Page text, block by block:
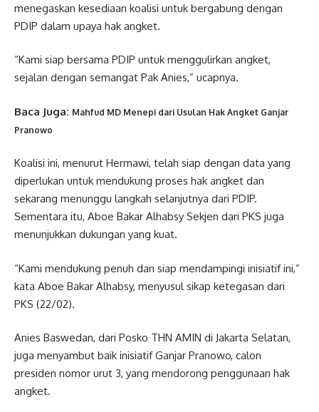
menegaskan kesediaan koalisi untuk bergabung dengan
PDIP dalam upaya hak angket.
“Kami siap bersama PDIP untuk menggulirkan angket,
sejalan dengan semangat Pak Anies,” ucapnya.
Baca Juga: Mahfud MD Menepi dari Usulan Hak Angket Ganjar
Pranowo
Koalisi ini, menurut Hermawi, telah siap dengan data yang
diperlukan untuk mendukung proses hak angket dan
sekarang menunggu langkah selanjutnya dari PDIP.
Sementara itu, Aboe Bakar Alhabsy Sekjen dari PKS juga
menunjukkan dukungan yang kuat.
“Kami mendukung penuh dan siap mendampingi inisiatif ini,”
kata Aboe Bakar Alhabsy, menyusul sikap ketegasan dari
PKS (22/02).
Anies Baswedan, dari Posko THN AMIN di Jakarta Selatan,
juga menyambut baik inisiatif Ganjar Pranowo, calon
presiden nomor urut 3, yang mendorong penggunaan hak
angket.